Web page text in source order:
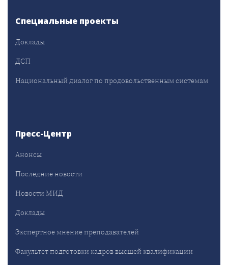
Специальные проекты
Доклады
ДСП
Национальный диалог по продовольственным системам
Пресс-Центр
Анонсы
Последние новости
Новости МИД
Доклады
Экспертное мнение преподавателей
Факультет подготовки кадров высшей квалификации